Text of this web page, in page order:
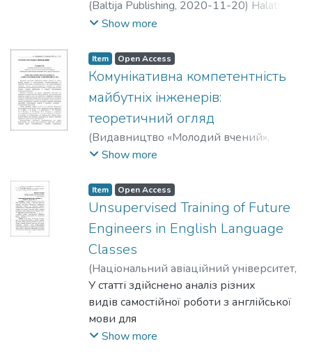
(Baltija Publishing, 2020-11-20) Halatsyn,
Kateryna;Yaroshenko, Olha
Show more
Item Open Access
Комунікативна компетентність
майбутніх інженерів:
теоретичний огляд
(Видавництво «Молодий вчений»,
2020-12-04)
Show more
Item Open Access
Unsupervised Training of Future
Engineers in English Language
Classes
(Національний авіаційний університет,
2021)Halatsyn, K.
У статті здійснено аналіз різних
видів самостійної роботи з англійської
мови для
студентів технічних спеціальностей.
Show more